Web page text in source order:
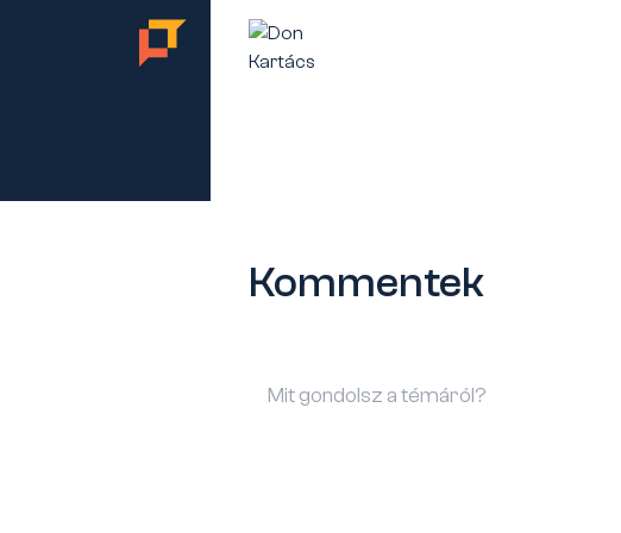
Kommentek